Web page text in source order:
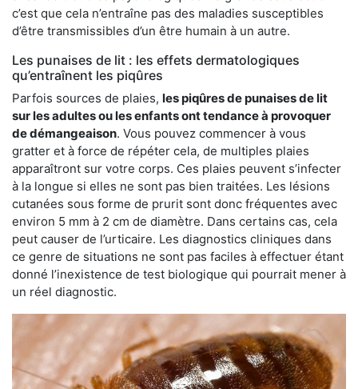
c’est que cela n’entraîne pas des maladies susceptibles
d’être transmissibles d’un être humain à un autre.
Les punaises de lit : les effets dermatologiques
qu’entraînent les piqûres
Parfois sources de plaies, les piqûres de punaises de lit
sur les adultes ou les enfants ont tendance à provoquer
de démangeaison. Vous pouvez commencer à vous
gratter et à force de répéter cela, de multiples plaies
apparaîtront sur votre corps. Ces plaies peuvent s’infecter
à la longue si elles ne sont pas bien traitées. Les lésions
cutanées sous forme de prurit sont donc fréquentes avec
environ 5 mm à 2 cm de diamètre. Dans certains cas, cela
peut causer de l’urticaire. Les diagnostics cliniques dans
ce genre de situations ne sont pas faciles à effectuer étant
donné l’inexistence de test biologique qui pourrait mener à
un réel diagnostic.